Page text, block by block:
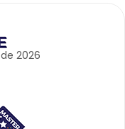
de 2026